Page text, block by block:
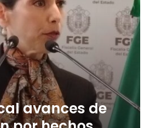
avances de